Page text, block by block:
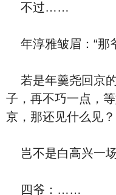
不过……
年淳雅皱眉：“那
若是年羹尧回京
子，再不巧一点，
京，那还见什么见？
岂不是白高兴一
四爷：……